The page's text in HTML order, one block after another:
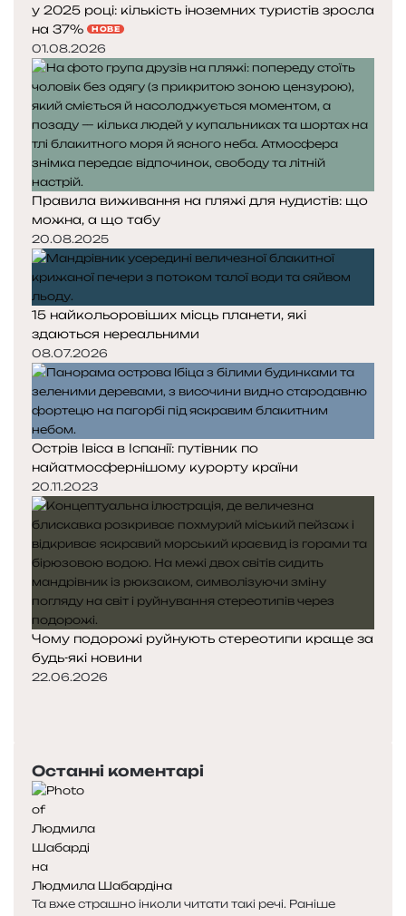
у 2025 році: кількість іноземних туристів зросла
на 37%
НОВЕ
01.08.2026
Правила виживання на пляжі для нудистів: що
можна, а що табу
20.08.2025
15 найкольоровіших місць планети, які
здаються нереальними
08.07.2026
Острів Івіса в Іспанії: путівник по
найатмосфернішому курорту країни
20.11.2023
Чому подорожі руйнують стереотипи краще за
будь-які новини
22.06.2026
Останні коментарі
Людмила Шабардіна
Та вже страшно інколи читати такі речі. Раніше